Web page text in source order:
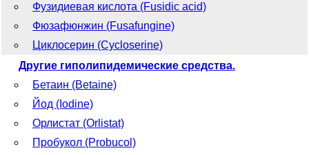
Фузидиевая кислота (Fusidic acid)
Фюзафюнжин (Fusafungine)
Циклосерин (Cycloserine)
Другие гиполипидемические средства.
Бетаин (Betaine)
Йод (Iodine)
Орлистат (Orlistat)
Пробукол (Probucol)